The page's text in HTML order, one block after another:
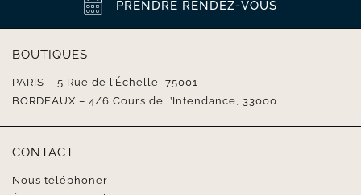
PRENDRE RENDEZ-VOUS
BOUTIQUES
PARIS – 5 Rue de l’Échelle, 75001
BORDEAUX – 4/6 Cours de l’Intendance, 33000
CONTACT
Nous téléphoner